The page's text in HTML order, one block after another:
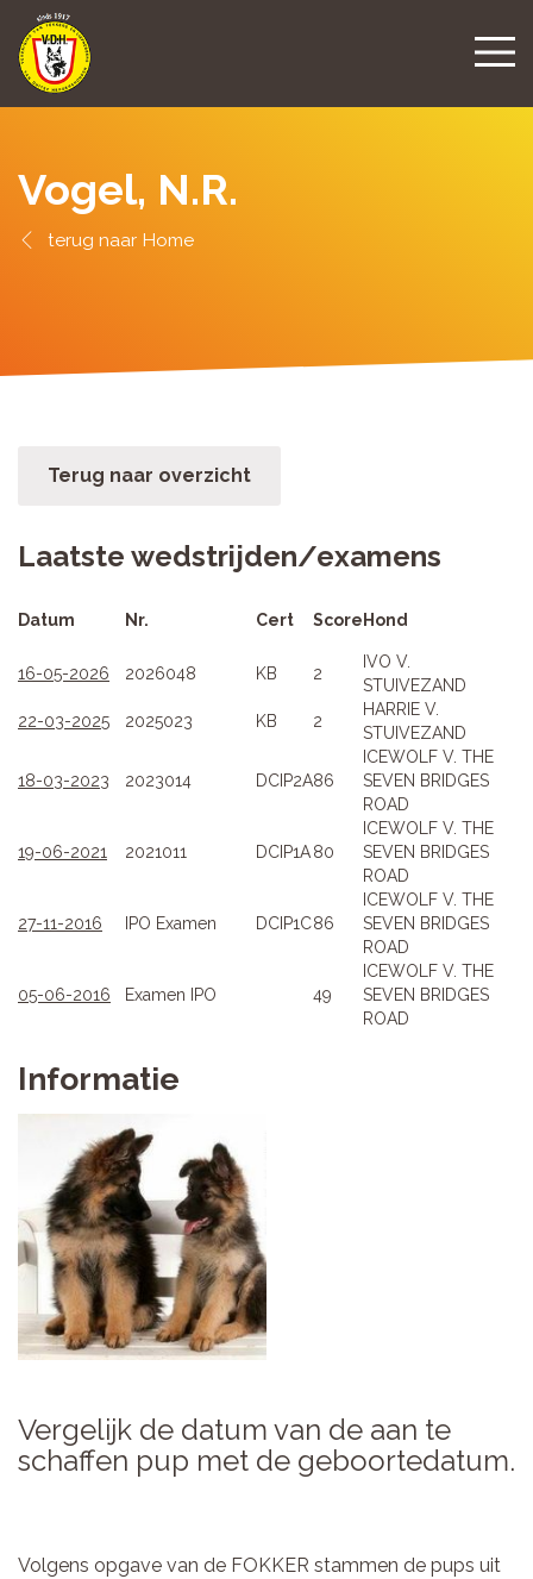
Vogel, N.R.
Home
Terug naar overzicht
Laatste wedstrijden/examens
Datum Nr. Cert Score Hond
16-05-2026 2026048 KB 2
IVO V.
STUIVEZAND
22-03-2025
2025023 KB 2
HARRIE V.
STUIVEZAND
18-03-2023 2023014 DCIP2A86
ICEWOLF V. THE
SEVEN BRIDGES
ROAD
19-06-2021 2021011 DCIP1A80
ICEWOLF V. THE
SEVEN BRIDGES
ROAD
27-11-2016 IPO Examen DCIP1C86
ICEWOLF V. THE
SEVEN BRIDGES
ROAD
05-06-2016 Examen IPO 49
ICEWOLF V. THE
SEVEN BRIDGES
ROAD
Informatie
Vergelijk de datum van de aan te
schaffen pup met de geboortedatum.
Volgens opgave van de FOKKER stammen de pups uit